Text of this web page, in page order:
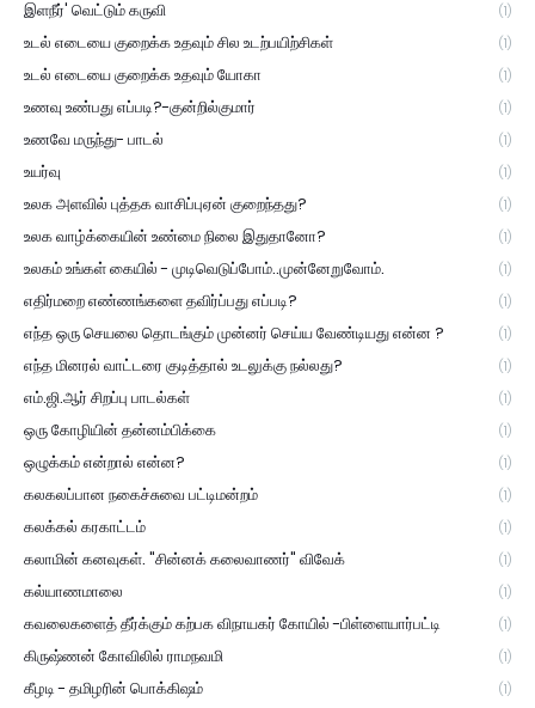
இளநீர்' வெட்டும் கருவி (1)
உடல் எடையை குறைக்க உதவும் சில உடற்பயிற்சிகள் (1)
உடல் எடையை குறைக்க உதவும் யோகா (1)
உணவு உண்பது எப்படி?-குன்றில்குமார் (1)
உணவே மருந்து- பாடல் (1)
உயர்வு (1)
உலக அளவில் புத்தக வாசிப்புஏன் குறைந்தது? (1)
உலக வாழ்க்கையின் உண்மை நிலை இதுதானோ? (1)
உலகம் உங்கள் கையில் - முடிவெடுப்போம்..முன்னேறுவோம். (1)
எதிர்மறை எண்ணங்களை தவிர்ப்பது எப்படி? (1)
எந்த ஒரு செயலை தொடங்கும் முன்னர் செய்ய வேண்டியது என்ன ? (1)
எந்த மினரல் வாட்டரை குடித்தால் உடலுக்கு நல்லது? (1)
எம்.ஜி.ஆர் சிறப்பு பாடல்கள் (1)
ஒரு கோழியின் தன்னம்பிக்கை (1)
ஒழுக்கம் என்றால் என்ன? (1)
கலகலப்பான நகைச்சுவை பட்டிமன்றம் (1)
கலக்கல் கரகாட்டம் (1)
கலாமின் கனவுகள். "சின்னக் கலைவாணர்" விவேக் (1)
கல்யாணமாலை (1)
கவலைகளைத் தீர்க்கும் கற்பக விநாயகர் கோயில் -பிள்ளையார்பட்டி (1)
கிருஷ்ணன் கோவிலில் ராமநவமி (1)
கீழடி - தமிழரின் பொக்கிஷம் (1)